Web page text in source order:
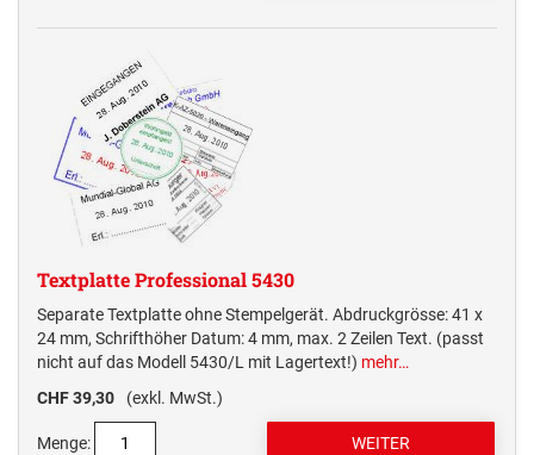
TRODAT EDY® FIX DINOSAURIER UND
TRODAT EDY® FLEX
TRODAT EDY® ERSATZKISSEN
NUMEROTEURE REINER
ERSATZKISSEN REINER HANDSTEMPEL
Elektrostempel Kennzeichnungsgeräte + passendes Zubehör
ELEKTROSTEMPEL &
KENNZEICHNUNGSGERÄTE REINER
ERSATZKISSEN UND ZUBEHÖR
ELEKTROSTEMPEL REINER
Ersatzkissen / Stempelkissen
AUSTAUSCHKISSEN TRODAT
Printy Line
Professional Line
ERSATZKISSEN FÜR TASCHENSTEMPEL
Zubehör
Textplatte Professional 5430
Separate Textplatte ohne Stempelgerät. Abdruckgrösse: 41 x
24 mm, Schrifthöher Datum: 4 mm, max. 2 Zeilen Text. (passt
nicht auf das Modell 5430/L mit Lagertext!) mehr…
CHF 39,30
(exkl. MwSt.)
Menge: